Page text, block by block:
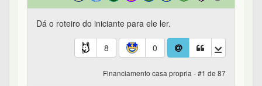
Dá o roteiro do iniciante para ele ler.
8 0
Financiamento casa propria - #1 de 87